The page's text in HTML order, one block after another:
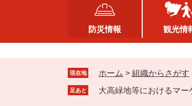
防災情報 観光情
現在地 ホーム > 組織からさがす
足あと 大高緑地等におけるマ